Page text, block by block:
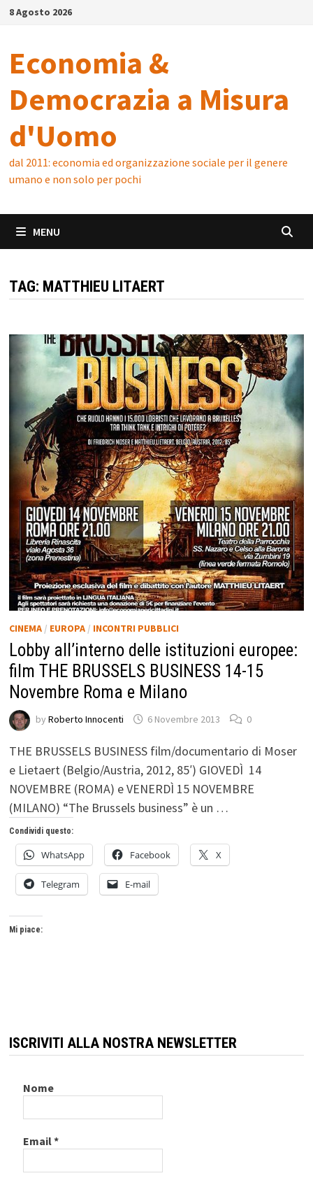
Skip8 Agosto 2026
Economia &
Democrazia a Misura
d'Uomo
dal 2011: economia ed organizzazione sociale per il genere
umano e non solo per pochi
MENU
TAG: MATTHIEU LITAERT
CINEMA/ EUROPA/ INCONTRI PUBBLICI
Lobby all’interno delle istituzioni europee:
film THE BRUSSELS BUSINESS 14-15
Novembre Roma e Milano
by Roberto Innocenti 6 Novembre 2013 0
THE BRUSSELS BUSINESS film/documentario di Moser
e Lietaert (Belgio/Austria, 2012, 85′) GIOVEDÌ 14
NOVEMBRE (ROMA) e VENERDÌ 15 NOVEMBRE
(MILANO) “The Brussels business” è un …
Condividi questo:
WhatsApp Facebook X
Telegram E-mail
Mi piace:
ISCRIVITI ALLA NOSTRA NEWSLETTER
Nome
Email*